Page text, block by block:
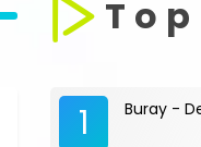
1 Buray -